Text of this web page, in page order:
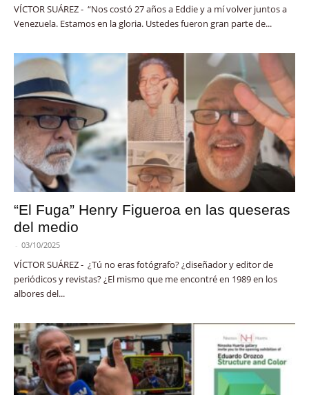
VÍCTOR SUÁREZ - “Nos costó 27 años a Eddie y a mí volver juntos a
Venezuela. Estamos en la gloria. Ustedes fueron gran parte de...
“El Fuga” Henry Figueroa en las queseras
del medio
- 03/10/2025
VÍCTOR SUÁREZ - ¿Tú no eras fotógrafo? ¿diseñador y editor de
periódicos y revistas? ¿El mismo que me encontré en 1989 en los
albores del...